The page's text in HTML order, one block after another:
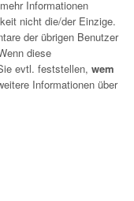
Informationen
nicht die/der Einzige.
der übrigen Benutzer
diese
evtl. feststellen, wem
Informationen über